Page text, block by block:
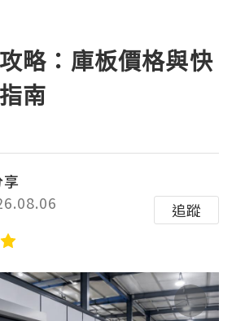
略：庫板價格與快
南
追蹤